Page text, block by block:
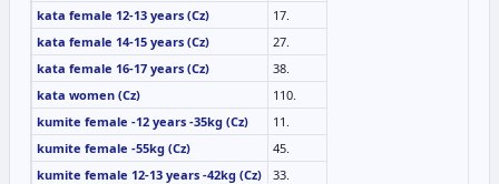
kata female 12-13 years (Cz)
17.
kata female 14-15 years (Cz)
27.
kata female 16-17 years (Cz)
38.
kata women (Cz)
110.
kumite female -12 years -35kg (Cz)
11.
kumite female -55kg (Cz)
45.
kumite female 12-13 years -42kg (Cz)
33.